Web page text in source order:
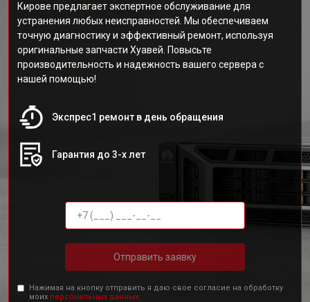
Кирове предлагает экспертное обслуживание для
устранения любых неисправностей. Мы обеспечиваем
точную диагностику и эффективный ремонт, используя
оригинальные запчасти Хуавей. Повысьте
производительность и надежность вашего сервера с
нашей помощью!
Экспрес1 ремонт в день обращения
Гарантия до 3-х лет
Отправить заявку
Нажимая на кнопку отправить я даю свое согласие на обработку
моих персональных данных.